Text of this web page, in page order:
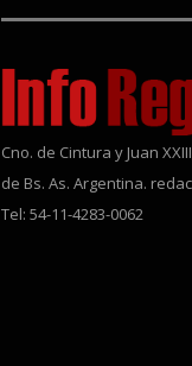
Cno. de Cintura y Juan
de Bs. As. Argentina.
Tel: 54-11-4283-0062